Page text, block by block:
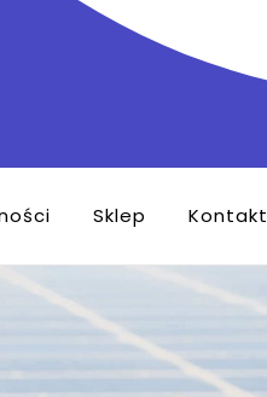
Sklep Kontakt